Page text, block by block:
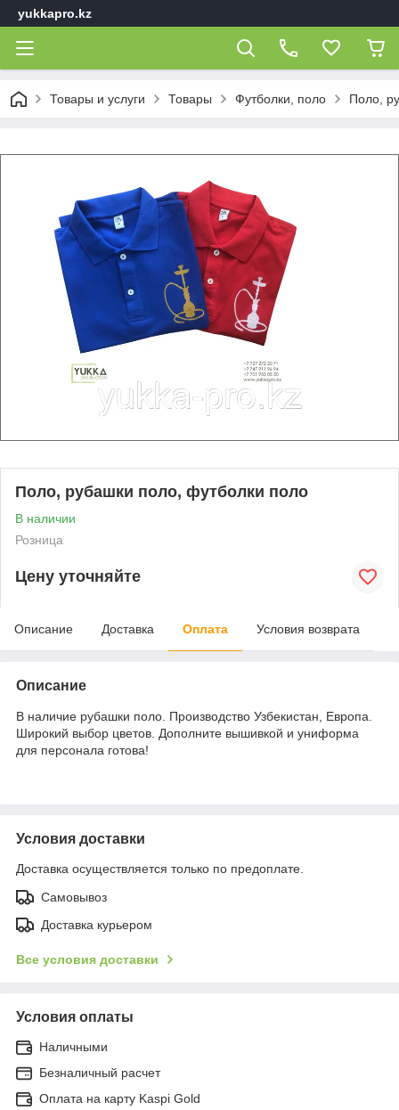
yukkapro.kz
Товары и услуги Товары Футболки, поло Поло,
Поло, рубашки поло, футболки поло
В наличии
Розница
Цену уточняйте
Описание Доставка Оплата Условия возврата
Описание
В наличие рубашки поло. Производство Узбекистан, Европа.
Широкий выбор цветов. Дополните вышивкой и униформа
для персонала готова!
Условия доставки
Доставка осуществляется только по предоплате.
Самовывоз
Доставка курьером
Все условия доставки
Условия оплаты
Наличными
Безналичный расчет
Оплата на карту Kaspi Gold